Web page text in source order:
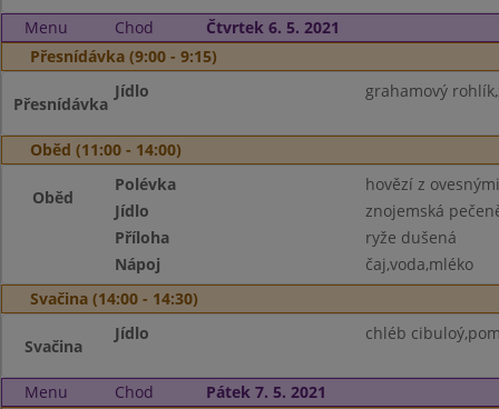
Menu Chod
Čtvrtek 6. 5. 2021
Přesnídávka (9:00 - 9:15)
Přesnídávka
Jídlo grahamový
Oběd (11:00 - 14:00)
Oběd
Polévka
hovězí z
Jídlo
znojemská
Příloha
ryže dušená
Nápoj
čaj,voda,mléko
Svačina (14:00 - 14:30)
Svačina
Jídlo chléb
Menu Chod
Pátek 7. 5. 2021